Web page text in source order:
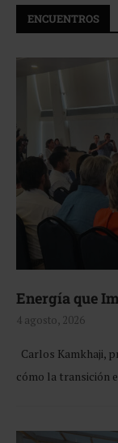
ENCUENTROS
Energía que
4 agosto, 2026
Carlos Kamkhaji,
cómo la transición